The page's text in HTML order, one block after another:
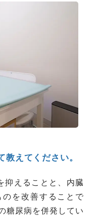
えてください。
抑えることと、内臓
を改善することで
糖尿病を併発してい